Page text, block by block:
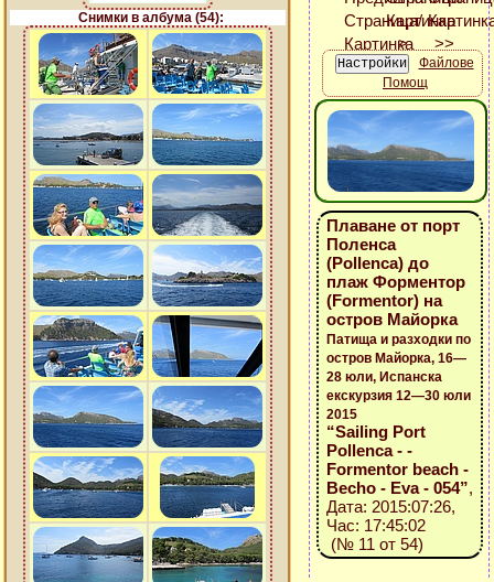
Снимки в албума (54):
Файлове
Помощ
Плаване от порт
Поленса
(Pollenca) до
плаж Форментор
(Formentor) на
остров Майорка
Патища и разходки по
остров Майорка, 16—
28 юли, Испанска
екскурзия 12—30 юли
2015
“Sailing Port
Pollenca - -
Formentor beach -
Becho - Eva - 054”,
Дата: 2015:07:26,
Час: 17:45:02
(№ 11 от 54)